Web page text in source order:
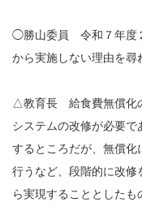
◯勝山委員 令和７年度
から実施しない理由を尋
△教育長 給食費無償化
システムの改修が必要
するところだが、無償化
行うなど、段階的に改修
ら実現することとしたも